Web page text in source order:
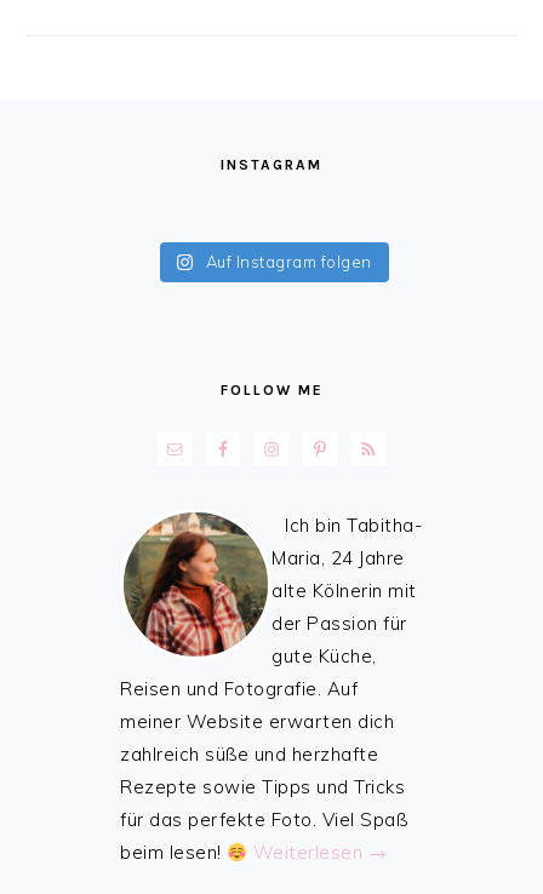
INSTAGRAM
Auf Instagram folgen
FOLLOW ME
Ich bin Tabitha-
Maria, 24 Jahre
alte Kölnerin mit
der Passion für
gute Küche,
Reisen und Fotografie. Auf
meiner Website erwarten dich
zahlreich süße und herzhafte
Rezepte sowie Tipps und Tricks
für das perfekte Foto. Viel Spaß
beim lesen!
Weiterlesen →